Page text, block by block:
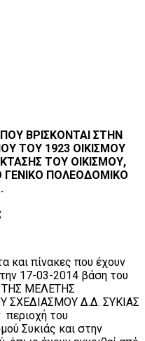
ΒΡΙΣΚΟΝΤΑΙ ΣΤΗΝ
ΤΟΥ 1923 ΟΙΚΙΣΜΟΥ
ΤΟΥ ΟΙΚΙΣΜΟΥ,
ΓΕΝΙΚΟ ΠΟΛΕΟΔΟΜΙΚΟ
και πίνακες που έχουν
17-03-2014 βάση του
ΜΕΛΕΤΗΣ
Δ.Δ. ΣΥΚΙΑΣ
του
Συκιάς και στην